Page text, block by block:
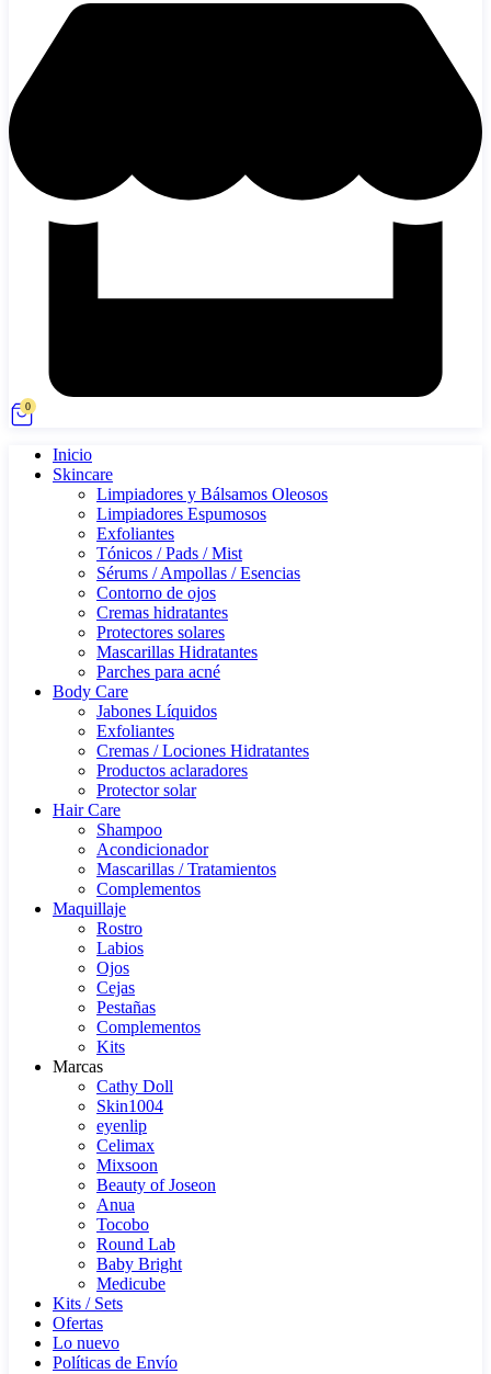
0
Inicio
Skincare
Limpiadores y Bálsamos Oleosos
Limpiadores Espumosos
Exfoliantes
Tónicos / Pads / Mist
Sérums / Ampollas / Esencias
Contorno de ojos
Cremas hidratantes
Protectores solares
Mascarillas Hidratantes
Parches para acné
Body Care
Jabones Líquidos
Exfoliantes
Cremas / Lociones Hidratantes
Productos aclaradores
Protector solar
Hair Care
Shampoo
Acondicionador
Mascarillas / Tratamientos
Complementos
Maquillaje
Rostro
Labios
Ojos
Cejas
Pestañas
Complementos
Kits
Marcas
Cathy Doll
Skin1004
eyenlip
Celimax
Mixsoon
Beauty of Joseon
Anua
Tocobo
Round Lab
Baby Bright
Medicube
Kits / Sets
Ofertas
Lo nuevo
Políticas de Envío